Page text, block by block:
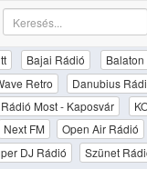
Bajai Rádió
Retro Danubius
Rádió Most - Kaposvár
Next FM Open Air Rádió
DJ Rádió Szünet